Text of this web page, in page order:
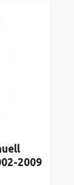
2009